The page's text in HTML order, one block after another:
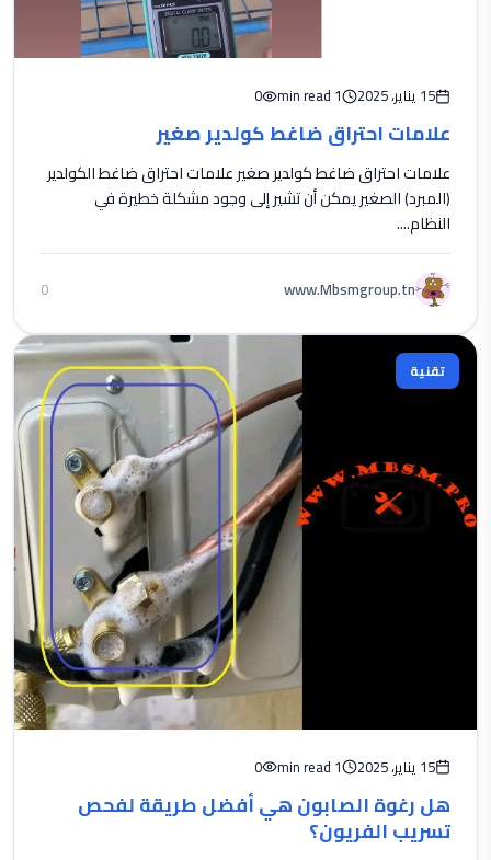
15 يناير، 2025 1 min read
0
علامات احتراق ضاغط كولدير صغير
علامات احتراق ضاغط كولدير صغير علامات احتراق ضاغط الكولدير
(المبرد) الصغير يمكن أن تشير إلى وجود مشكلة خطيرة في
النظام....
www.Mbsmgroup.tn
0
تقنية
15 يناير، 2025 1 min read
0
هل رغوة الصابون هي أفضل طريقة لفحص
تسريب الفريون؟